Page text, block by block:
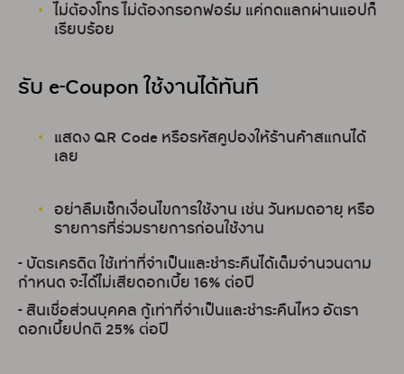
ไม่ต้องโทร ไม่ต้องกรอกฟอร์ม แค่กดแลกผ่านแอปก็
เรียบร้อย
รับ e-Coupon ใช้งานได้ทันที
แสดง QR Code หรือรหัสคูปองให้ร้านค้าสแกนได้
เลย
อย่าลืมเช็กเงื่อนไขการใช้งาน เช่น วันหมดอายุ หรือ
รายการที่ร่วมรายการก่อนใช้งาน
- บัตรเครดิต ใช้เท่าที่จำเป็นและชำระคืนได้เต็มจำนวนตาม
กำหนด จะได้ไม่เสียดอกเบี้ย 16% ต่อปี
- สินเชื่อส่วนบุคคล กู้เท่าที่จำเป็นและชำระคืนไหว อัตรา
ดอกเบี้ยปกติ 25% ต่อปี